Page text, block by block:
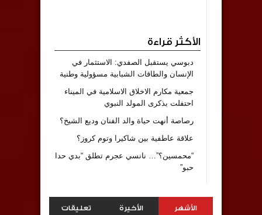
الأكثر قراءة
دبوسي يستقبل الصفدي: الاستثمار في
الإنسان والطاقات الشبابية مسؤولية وطنية
جمعية مكارم الاخلاق الاسلامية في الميناء
احتفلت بذكرى المولد النبوي
رصاصة أنهت حياة والد الفنان وديع الشيخ؟
علاقة عاطفية بين شاكيرا وتوم كروز؟
“محمسين؟”… نانسي عجرم تطلق “بدي حدا
حبو”
الأشهر الأخيرة تعليقات